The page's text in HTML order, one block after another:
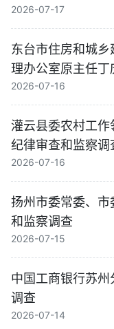
2026-07-17
东台市住房和城
理办公室原主任
2026-07-16
灌云县委农村工
纪律审查和监察调
2026-07-16
扬州市委常委、
和监察调查
2026-07-15
中国工商银行苏
调查
2026-07-14